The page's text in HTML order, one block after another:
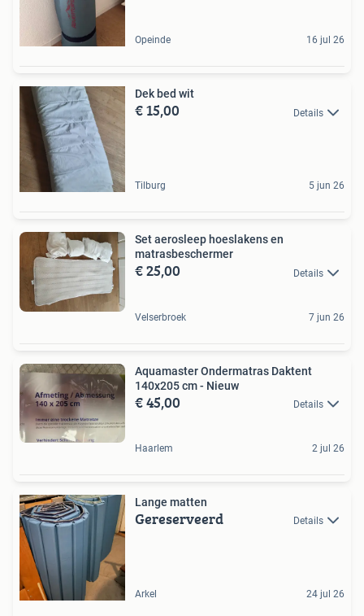
Opeinde 16 jul 26
Dek bed wit
€ 15,00 Details
Tilburg 5 jun 26
Set aerosleep hoeslakens en
matrasbeschermer
€ 25,00 Details
Velserbroek 7 jun 26
Aquamaster Ondermatras Daktent
140x205 cm - Nieuw
€ 45,00 Details
Haarlem 2 jul 26
Lange matten
Gereserveerd Details
Arkel 24 jul 26